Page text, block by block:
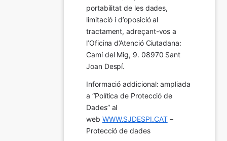
portabilitat de les dades,
limitació i d’oposició al
tractament, adreçant-vos a
l’Oficina d’Atenció Ciutadana:
Camí del Mig, 9. 08970 Sant
Joan Despí.
Informació addicional: ampliada
a “Política de Protecció de
Dades” al
web WWW.SJDESPI.CAT –
Protecció de dades